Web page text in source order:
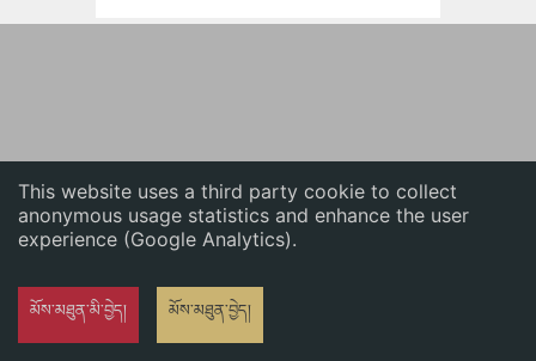
This website uses a third party cookie to collect
anonymous usage statistics and enhance the user
experience (Google Analytics).
མོས་མཐུན་མི་བྱེད། མོས་མཐུན་བྱེད།